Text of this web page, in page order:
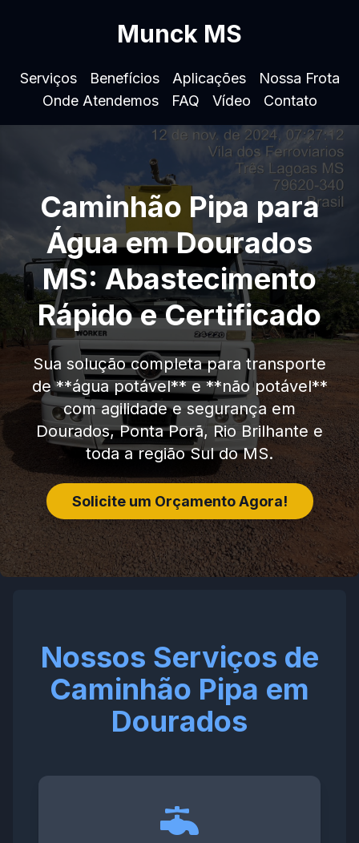
Munck MS
Serviços Benefícios Aplicações
Nossa Frota
Onde Atendemos
FAQ Vídeo Contato
Caminhão Pipa para
Água em Dourados
MS: Abastecimento
Rápido e Certificado
Sua solução completa para transporte
de **água potável** e **não potável**
com agilidade e segurança em
Dourados, Ponta Porã, Rio Brilhante e
toda a região Sul do MS.
Solicite um Orçamento Agora!
Nossos Serviços de
Caminhão Pipa em
Dourados